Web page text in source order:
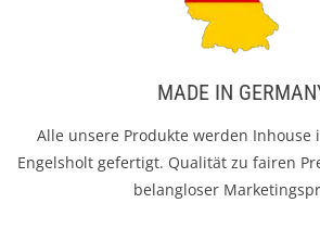
MADE IN
Alle unsere Produkte werden Inhouse
Engelsholt gefertigt. Qualität zu fairen
belangloser